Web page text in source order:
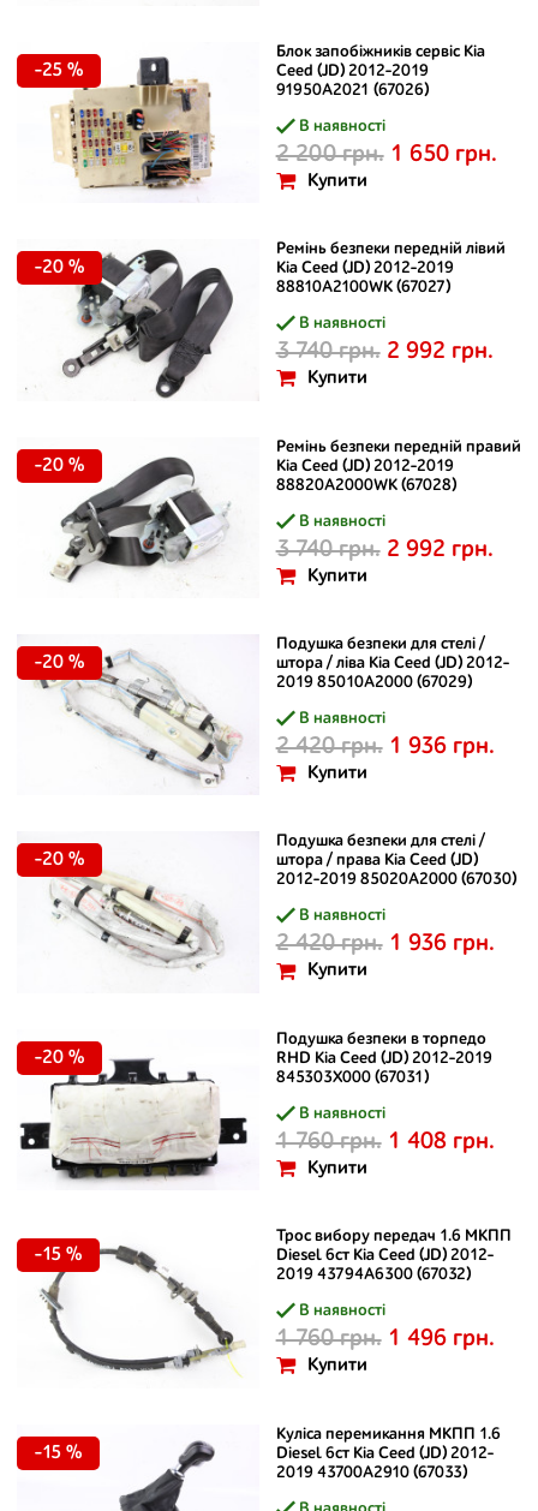
Блок запобіжників сервіс Kia
Ceed (JD) 2012-2019
91950A2021 (67026)
В наявності
2 200 грн. 1 650 грн.
Купити
-25 %
Ремінь безпеки передній лівий
Kia Ceed (JD) 2012-2019
88810A2100WK (67027)
В наявності
3 740 грн. 2 992 грн.
Купити
-20 %
Ремінь безпеки передній правий
Kia Ceed (JD) 2012-2019
88820A2000WK (67028)
В наявності
3 740 грн. 2 992 грн.
Купити
-20 %
Подушка безпеки для стелі /
штора / ліва Kia Ceed (JD) 2012-
2019 85010A2000 (67029)
В наявності
2 420 грн. 1 936 грн.
Купити
-20 %
Подушка безпеки для стелі /
штора / права Kia Ceed (JD)
2012-2019 85020A2000 (67030)
В наявності
2 420 грн. 1 936 грн.
Купити
-20 %
Подушка безпеки в торпедо
RHD Kia Ceed (JD) 2012-2019
845303X000 (67031)
В наявності
1 760 грн. 1 408 грн.
Купити
-20 %
Трос вибору передач 1.6 МКПП
Diesel 6ст Kia Ceed (JD) 2012-
2019 43794A6300 (67032)
В наявності
1 760 грн. 1 496 грн.
Купити
-15 %
Куліса перемикання МКПП 1.6
Diesel 6ст Kia Ceed (JD) 2012-
2019 43700A2910 (67033)
-15 %